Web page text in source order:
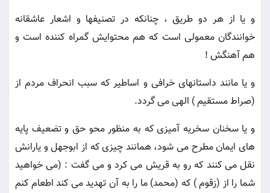
و يا از هر دو طريق ، چنانكه در تصنيفها و اشعار عاشقانه
خوانندگان معمولى است كه هم محتوايش گمراه كننده است و
هم آهنگش !
و يا مانند داستانهاى خرافى و اساطير كه سبب انحراف مردم از
(صراط مستقيم ) الهى مى گردد.
و يا سخنان سخريه آميزى كه به منظور محو حق و تضعيف پايه
هاى ايمان مطرح مى شود، همانند چيزى كه از ابوجهل و يارانش
نقل مى كنند كه رو به قريش مى كرد و مى گفت : (مى خواهيد
شما را از (زقوم ) كه (محمد) ما را به آن تهديد مى كند اطعام كنم